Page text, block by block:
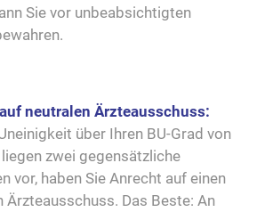
Sie vor unbeabsichtigten
neutralen Ärzteausschuss:
über Ihren BU-Grad von
liegen zwei gegensätzliche
vor, haben Sie Anrecht auf einen
Ärzteausschuss. Das Beste: An